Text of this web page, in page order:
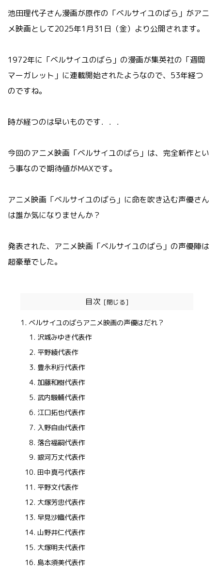
池田理代子さん漫画が原作の「ベルサイユのばら」がアニ
メ映画として2025年1月31日（金）より公開されます。
1972年に「ベルサイユのばら」の漫画が集英社の「週間
マーガレット」に連載開始されたようなので、53年経つ
のですね。
時が経つのは早いものです．．．
今回のアニメ映画「ベルサイユのばら」は、完全新作とい
う事なので期待値がMAXです。
アニメ映画「ベルサイユのばら」に命を吹き込む声優さん
は誰か気になりませんか？
発表された、アニメ映画「ベルサイユのばら」の声優陣は
超豪華でした。
目次
ベルサイユのばらアニメ映画の声優はだれ？
沢城みゆき代表作
平野綾代表作
豊永利行代表作
加藤和樹代表作
武内駿輔代表作
江口拓也代表作
入野自由代表作
落合福嗣代表作
銀河万丈代表作
田中真弓代表作
平野文代表作
大塚芳忠代表作
早見沙織代表作
山野井仁代表作
大塚明夫代表作
島本須美代表作